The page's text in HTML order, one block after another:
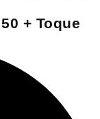
+ Toque